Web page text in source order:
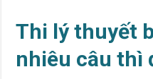
Thi lý thuyết
nhiêu câu thì